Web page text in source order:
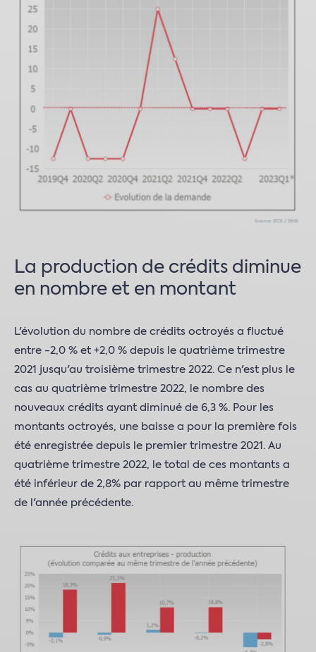
La production de crédits diminue
en nombre et en montant
L'évolution du nombre de crédits octroyés a fluctué
entre -2,0 % et +2,0 % depuis le quatrième trimestre
2021 jusqu'au troisième trimestre 2022. Ce n'est plus le
cas au quatrième trimestre 2022, le nombre des
nouveaux crédits ayant diminué de 6,3 %. Pour les
montants octroyés, une baisse a pour la première fois
été enregistrée depuis le premier trimestre 2021. Au
quatrième trimestre 2022, le total de ces montants a
été inférieur de 2,8% par rapport au même trimestre
de l'année précédente.